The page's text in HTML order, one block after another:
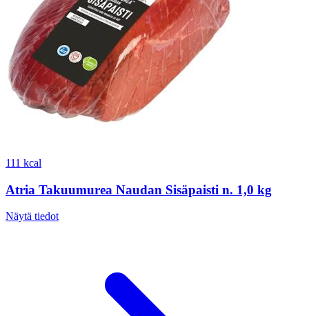
111 kcal
Atria Takuumurea Naudan Sisäpaisti n. 1,0 kg
Näytä tiedot